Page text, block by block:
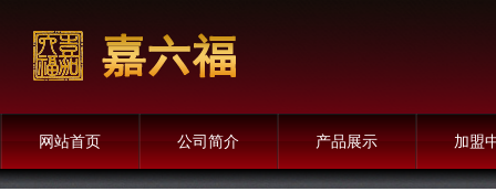
网站首页 公司简介 产品展示 加盟